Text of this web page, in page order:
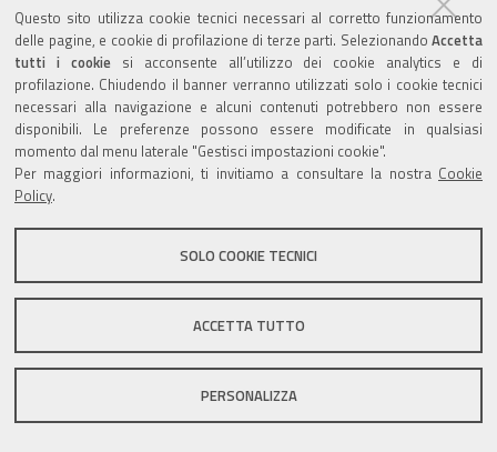
Questo sito utilizza cookie tecnici necessari al corretto funzionamento
delle pagine, e cookie di profilazione di terze parti. Selezionando Accetta
tutti i cookiesi acconsente all’utilizzo dei cookie analytics e di
profilazione. Chiudendo il banner verranno utilizzati solo i cookie tecnici
necessari alla navigazione e alcuni contenuti potrebbero non essere
disponibili. Le preferenze possono essere modificate in qualsiasi
momento dal menu laterale "Gestisci impostazioni cookie".
Per maggiori informazioni, ti invitiamo a consultare la nostra Cookie
Policy.
SOLO COOKIE TECNICI
ACCETTA TUTTO
PERSONALIZZA
Valuta questo sito
Sito istituzionale Comune di Zola Predosa
DPO|Accessibilità